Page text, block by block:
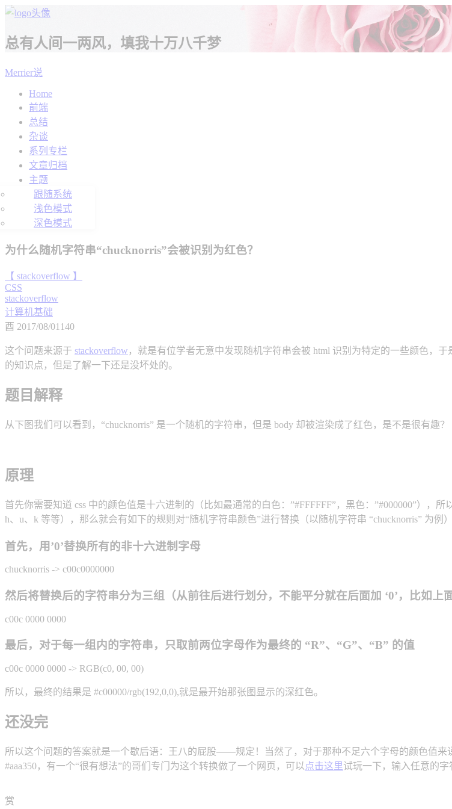
总有人间一两风，填我十万八千梦
Merrier说
Home
前端
总结
杂谈
系列专栏
文章归档
主题
跟随系统
浅色模式
深色模式
为什么随机字符串“chucknorris”会被识别为红色？
【 stackoverflow 】
CSS
stackoverflow
计算机基础
酉 2017/08/01 140
这个问题来源于 stackoverflow ，就是有位学者无意中发现随机字符串会被 html 识别为特定的一些颜色，
的知识点，但是了解一下还是没坏处的。
题目解释
从下图我们可以看到，“chucknorris” 是一个随机的字符串，但是 body 却被渲染成了红色，是不是很有趣？
原理
首先你需要知道 css 中的颜色值是十六进制的（比如最通常的白色：”#FFFFFF”，黑色：”#000000”）
h、u、k 等等），那么就会有如下的规则对“随机字符串颜色”进行替换（以随机字符串 “chucknorris” 为例）
首先，用’0’替换所有的非十六进制字母
chucknorris -> c00c0000000
然后将替换后的字符串分为三组（从前往后进行划分，不能平分就在后面加 ‘0’，比如上
c00c 0000 0000
最后，对于每一组内的字符串，只取前两位字母作为最终的 “R”、“G”、“B” 的值
c00c 0000 0000 -> RGB(c0, 00, 00)
所以，最终的结果是 #c00000/rgb(192,0,0),就是最开始那张图显示的深红色。
还没完
所以这个问题的答案就是一个歇后语：王八的屁股——规定！当然了，对于那种不足六个字母的颜色值来说
#aaa350，有一个“很有想法”的哥们专门为这个转换做了一个网页，可以 点击这里试玩一下，输入任意的
赏